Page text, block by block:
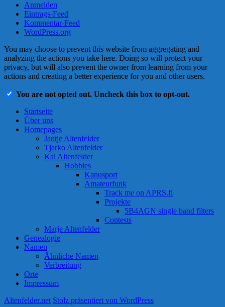
Anmelden
Eintrags-Feed
Kommentar-Feed
WordPress.org
You may choose to prevent this website from aggregating and
analyzing the actions you take here. Doing so will protect your
privacy, but will also prevent the owner from learning from your
actions and creating a better experience for you and other users.
You are not opted out. Uncheck this box to opt-out.
Startseite
Über uns
Homepages
Jantje Altenfelder
Tjarko Altenfelder
Kai Altenfelder
Hobbies
Kanusport
Amateurfunk
Track me on APRS.fi
Projekte
5B4AGN single band filters
Contests
Marje Altenfelder
Genealogie
Namen
Ähnliche Namen
Verbreitung
Orte
Impressum
Altenfelder.net Stolz präsentiert von WordPress